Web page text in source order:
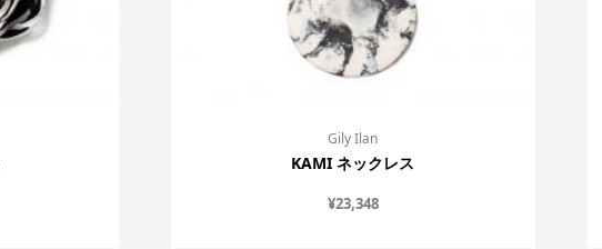
Gily Ilan
KAMI ネックレス
¥23,348